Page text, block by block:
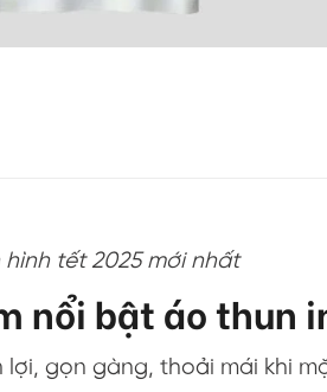
tết 2025 mới nhất
nổi bật áo thun
gọn gàng, thoải mái khi